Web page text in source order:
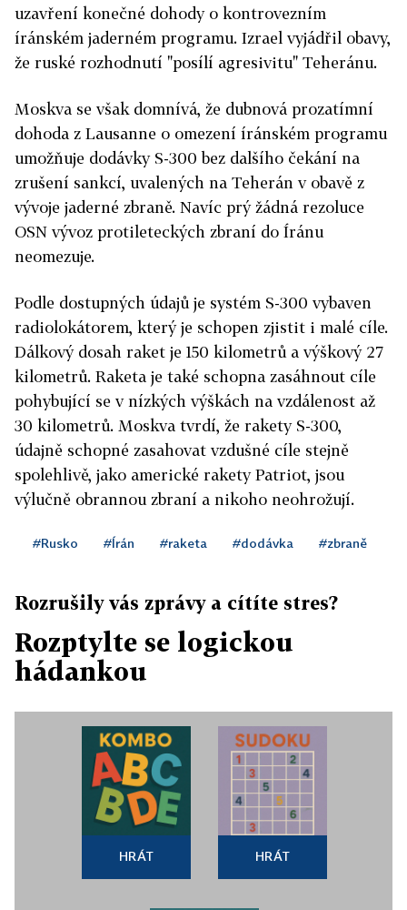
uzavření konečné dohody o kontrovezním
íránském jaderném programu. Izrael vyjádřil obavy,
že ruské rozhodnutí "posílí agresivitu" Teheránu.
Moskva se však domnívá, že dubnová prozatímní
dohoda z Lausanne o omezení íránském programu
umožňuje dodávky S-300 bez dalšího čekání na
zrušení sankcí, uvalených na Teherán v obavě z
vývoje jaderné zbraně. Navíc prý žádná rezoluce
OSN vývoz protileteckých zbraní do Íránu
neomezuje.
Podle dostupných údajů je systém S-300 vybaven
radiolokátorem, který je schopen zjistit i malé cíle.
Dálkový dosah raket je 150 kilometrů a výškový 27
kilometrů. Raketa je také schopna zasáhnout cíle
pohybující se v nízkých výškách na vzdálenost až
30 kilometrů. Moskva tvrdí, že rakety S-300,
údajně schopné zasahovat vzdušné cíle stejně
spolehlivě, jako americké rakety Patriot, jsou
výlučně obrannou zbraní a nikoho neohrožují.
#Rusko #Írán #raketa #dodávka #zbraně
Rozrušily vás zprávy a cítíte stres?
Rozptylte se logickou
hádankou
HRÁT HRÁT